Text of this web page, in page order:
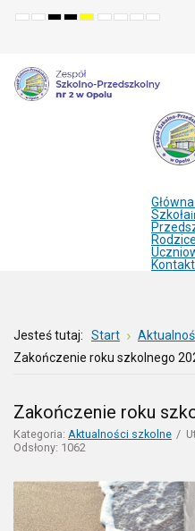
Default
NightHighHighHighSetSetMake
Set
Główna
Szkoła
Rodzice
Kontakt
Jesteś tutaj: Start
Zakończenie roku szkolnego
Zakończenie roku
Kategoria: Aktualności szkolne
Odsłony: 1062